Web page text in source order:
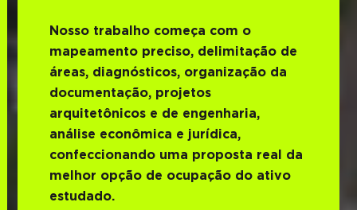
Nosso trabalho começa com o
mapeamento preciso, delimitação de
áreas, diagnósticos, organização da
documentação, projetos
arquitetônicos e de engenharia,
análise econômica e jurídica,
confeccionando uma proposta real da
melhor opção de ocupação do ativo
estudado.